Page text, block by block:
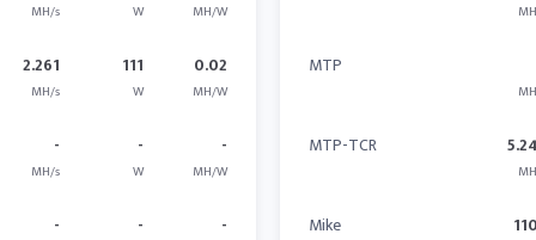
MH/s W MH/W
2.261
MH/s
111
W
0.02
MH/W
-
MH/s
-
W
-
MH/W
- - -
MTP
MTP-TCR
Mike